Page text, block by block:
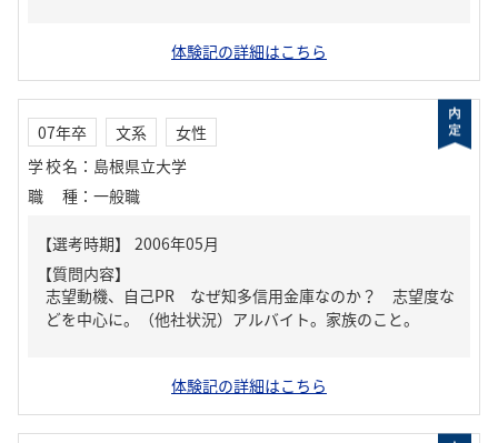
体験記の詳細はこちら
07年卒 文系
女性
学校名 ： 島根県立大学
職種 ： 一般職
【質問内容】
志望動機、自己PR なぜ知多信用金庫なのか？ 志望度な
どを中心に。（他社状況）アルバイト。家族のこと。
体験記の詳細はこちら